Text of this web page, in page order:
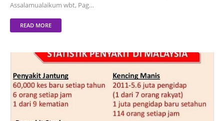
Assalamualaikum wbt, Pag…
READ MORE